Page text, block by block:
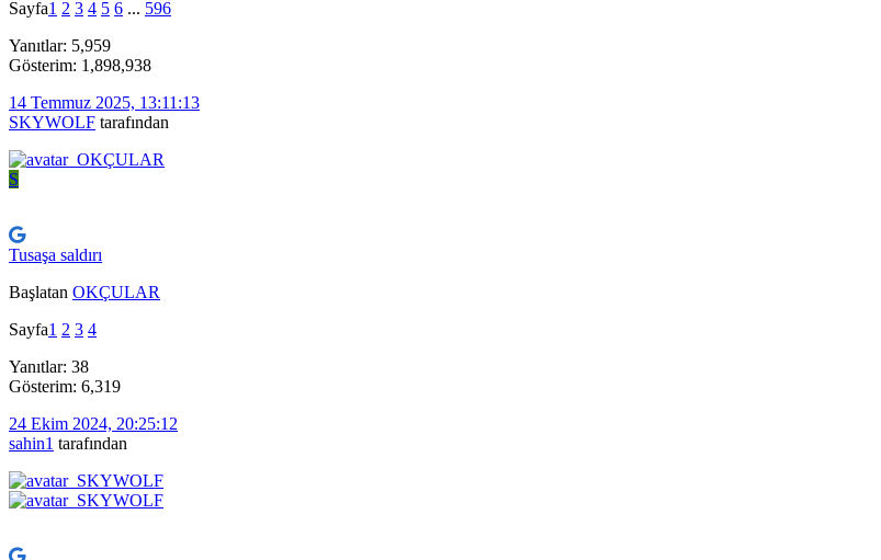
Sayfa1 2 3 4 5 6 ... 596
Yanıtlar: 5,959
Gösterim: 1,898,938
14 Temmuz 2025, 13:11:13
SKYWOLF tarafından
S
Tusaşa saldırı
Başlatan OKÇULAR
Sayfa1 2 3 4
Yanıtlar: 38
Gösterim: 6,319
24 Ekim 2024, 20:25:12
sahin1 tarafından